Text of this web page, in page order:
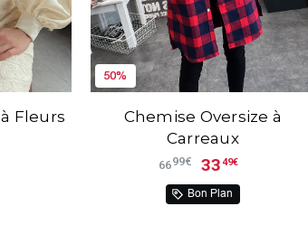
Fleurs
50%
Chemise Oversize à
Carreaux
6699€ 3349€
Bon Plan